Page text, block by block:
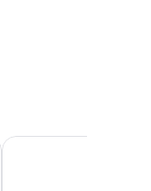
Haka House Lake